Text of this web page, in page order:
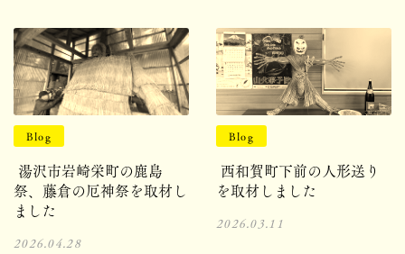
Blog
湯沢市岩崎栄町の鹿島
祭、藤倉の厄神祭を取材し
ました
2026.04.28
Blog
西和賀町下前の人形送り
を取材しました
2026.03.11